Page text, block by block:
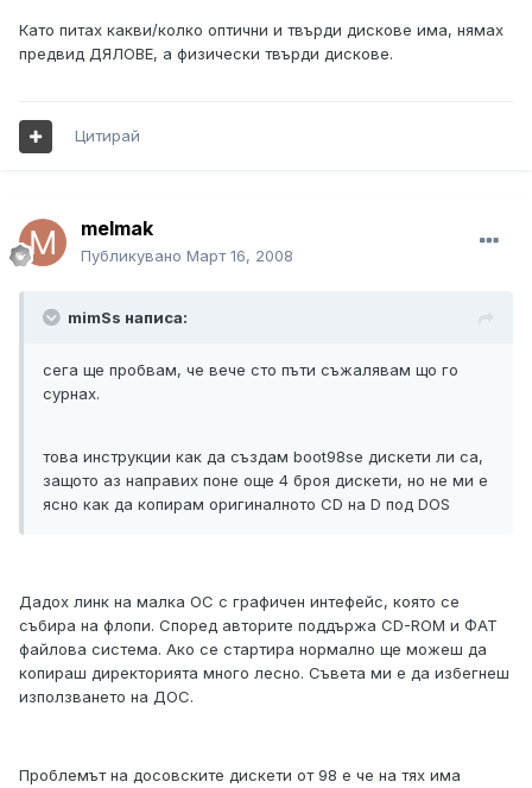
Като питах какви/колко оптични и твърди дискове има, нямах
предвид ДЯЛОВЕ, а физически твърди дискове.
Цитирай
melmak
Публикувано Март 16, 2008
mimSs написа:
сега ще пробвам, че вече сто пъти съжалявам що го
сурнах.
това инструкции как да създам boot98se дискети ли са,
защото аз направих поне още 4 броя дискети, но не ми е
ясно как да копирам оригиналното CD на D под DOS
Дадох линк на малка ОС с графичен интефейс, която се
събира на флопи. Според авторите поддържа CD-ROM и ФАТ
файлова система. Ако се стартира нормално ще можеш да
копираш директорията много лесно. Съвета ми е да избегнеш
използването на ДОС.
Проблемът на досовските дискети от 98 е че на тях има